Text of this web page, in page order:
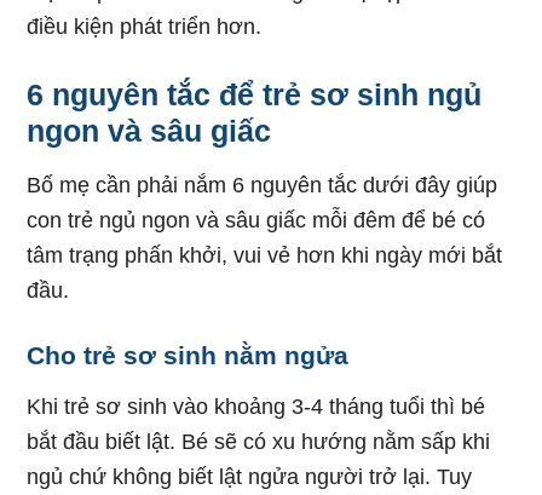
điều kiện phát triển hơn.
6 nguyên tắc để trẻ sơ sinh ngủ
ngon và sâu giấc
Bố mẹ cần phải nắm 6 nguyên tắc dưới đây giúp
con trẻ ngủ ngon và sâu giấc mỗi đêm để bé có
tâm trạng phấn khởi, vui vẻ hơn khi ngày mới bắt
đầu.
Cho trẻ sơ sinh nằm ngửa
Khi trẻ sơ sinh vào khoảng 3-4 tháng tuổi thì bé
bắt đầu biết lật. Bé sẽ có xu hướng nằm sấp khi
ngủ chứ không biết lật ngửa người trở lại. Tuy